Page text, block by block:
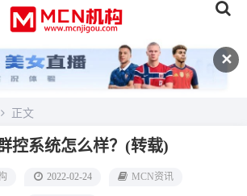
✕
正文
控系统怎么样？(转载)
2022-02-24 MCN资讯